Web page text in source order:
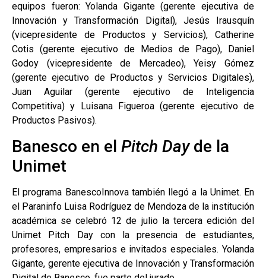
equipos fueron: Yolanda Gigante (gerente ejecutiva de
Innovación y Transformación Digital), Jesús Irausquín
(vicepresidente de Productos y Servicios), Catherine
Cotis (gerente ejecutivo de Medios de Pago), Daniel
Godoy (vicepresidente de Mercadeo), Yeisy Gómez
(gerente ejecutivo de Productos y Servicios Digitales),
Juan Aguilar (gerente ejecutivo de Inteligencia
Competitiva) y Luisana Figueroa (gerente ejecutivo de
Productos Pasivos).
Banesco en el Pitch Dayde la
Unimet
El programa BanescoInnova también llegó a la Unimet. En
el Paraninfo Luisa Rodríguez de Mendoza de la institución
académica se celebró 12 de julio la tercera edición del
Unimet Pitch Day con la presencia de estudiantes,
profesores, empresarios e invitados especiales. Yolanda
Gigante, gerente ejecutiva de Innovación y Transformación